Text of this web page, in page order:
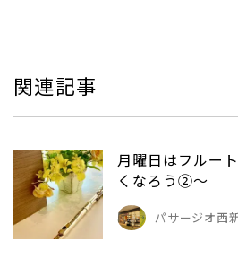
関連記事
月曜日はフルー
くなろう②～
パサージオ西